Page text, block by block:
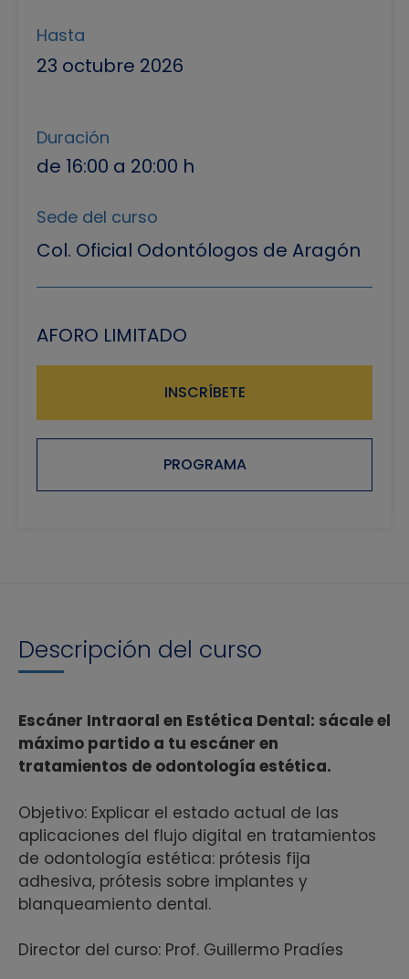
Hasta
23 octubre 2026
Duración
de 16:00 a 20:00 h
Sede del curso
Col. Oficial Odontólogos de Aragón
AFORO LIMITADO
INSCRÍBETE
PROGRAMA
Descripción del curso
Escáner Intraoral en Estética Dental: sácale el
máximo partido a tu escáner en
tratamientos de odontología estética.
Objetivo: Explicar el estado actual de las
aplicaciones del flujo digital en tratamientos
de odontología estética: prótesis fija
adhesiva, prótesis sobre implantes y
blanqueamiento dental.
Director del curso: Prof. Guillermo Pradíes